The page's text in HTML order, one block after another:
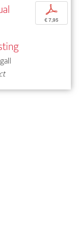
p
€ 7,95